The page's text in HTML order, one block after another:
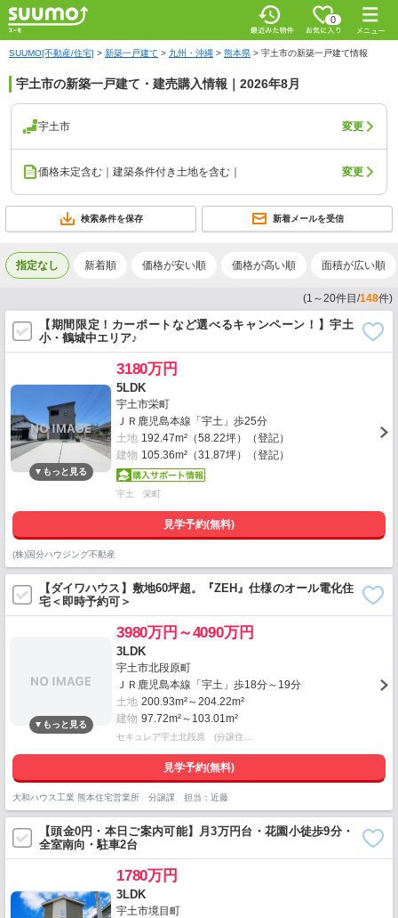
0
SUUMO[不動産/住宅] > 新築一戸建て > 九州・沖縄 > 熊本県 > 宇土市の新築一戸建て情報
宇土市の新築一戸建て・建売購入情報｜2026年8月
宇土市 変更
価格未定含む｜建築条件付き土地を含む｜ 変更
検索条件を保存 新着メールを受信
指定なし 新着順 価格が安い順 価格が高い順 面積が広い順
(1 ～20件目/148件)
【期間限定！カーポートなど選べるキャンペーン！】宇土
小・鶴城中エリア♪
3180万円
5LDK
宇土市栄町
ＪＲ鹿児島本線「宇土」歩25分
土地 192.47m²（58.22坪）（登記）
建物 105.36m²（31.87坪）（登記）
宇土 栄町
見学予約(無料)
(株)国分ハウジング不動産
【ダイワハウス】敷地60坪超。『ZEH』仕様のオール電化住
宅＜即時予約可＞
3980万円～4090万円
3LDK
宇土市北段原町
ＪＲ鹿児島本線「宇土」歩18分～19分
土地 200.93m²～204.22m²
建物 97.72m²～103.01m²
セキュレア宇土北段原 (分譲住…
見学予約(無料)
大和ハウス工業 熊本住宅営業所 分譲課 担当：近藤
【頭金0円・本日ご案内可能】月3万円台・花園小徒歩9分・
全室南向・駐車2台
1780万円
3LDK
宇土市境目町